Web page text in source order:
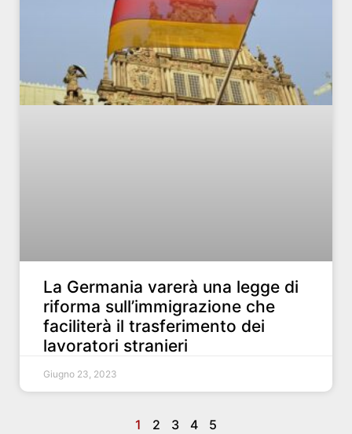
La Germania varerà una legge di
riforma sull’immigrazione che
faciliterà il trasferimento dei
lavoratori stranieri
Giugno 23, 2023
1 2 3 4 5